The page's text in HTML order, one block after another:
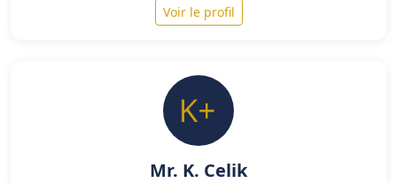
Voir le profil
Mr. K. Celik